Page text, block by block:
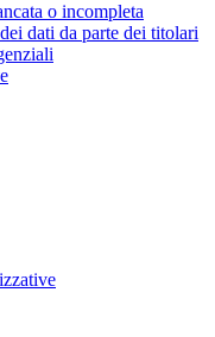
o incompleta
dati da parte dei titolari